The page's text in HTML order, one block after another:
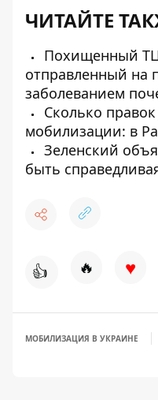
ЧИТАЙТЕ
Похищенный
отправленный на
заболеванием
Сколько
мобилизации: в
Зеленский
быть
👍 🔥 ♥
МОБИЛИЗАЦИЯ В УКРАИНЕ